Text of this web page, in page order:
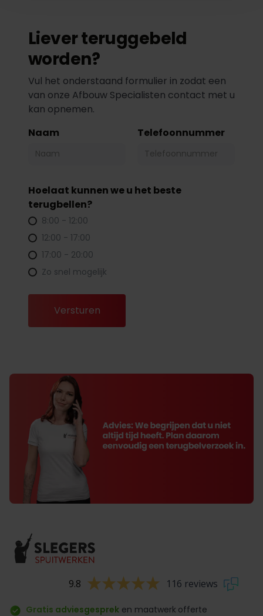
Liever teruggebeld
worden?
Vul het onderstaand formulier in zodat een
van onze Afbouw Specialisten contact met u
kan opnemen.
Naam
Telefoonnummer
Hoelaat kunnen we u het beste
terugbellen?
8:00 - 12:00
12:00 - 17:00
17:00 - 20:00
Zo snel mogelijk
9.8 116 reviews
Gratis adviesgesprek en maatwerk offerte